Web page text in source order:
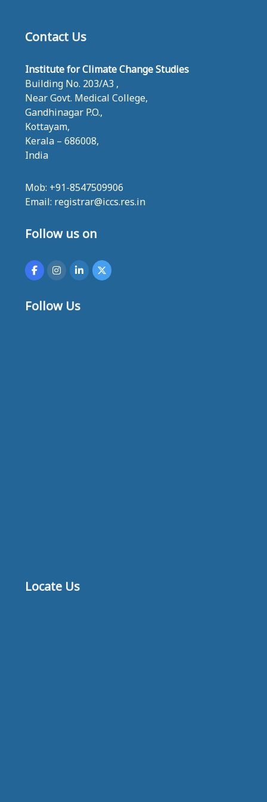
Contact Us
Institute for Climate Change Studies
Building No. 203/A3 ,
Near Govt. Medical College,
Gandhinagar P.O.,
Kottayam,
Kerala – 686008,
India
Mob: +91-8547509906
Email: registrar@iccs.res.in
Follow us on
Follow Us
Locate Us